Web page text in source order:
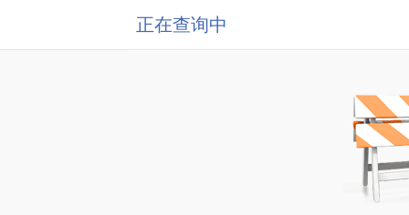
正在查询中